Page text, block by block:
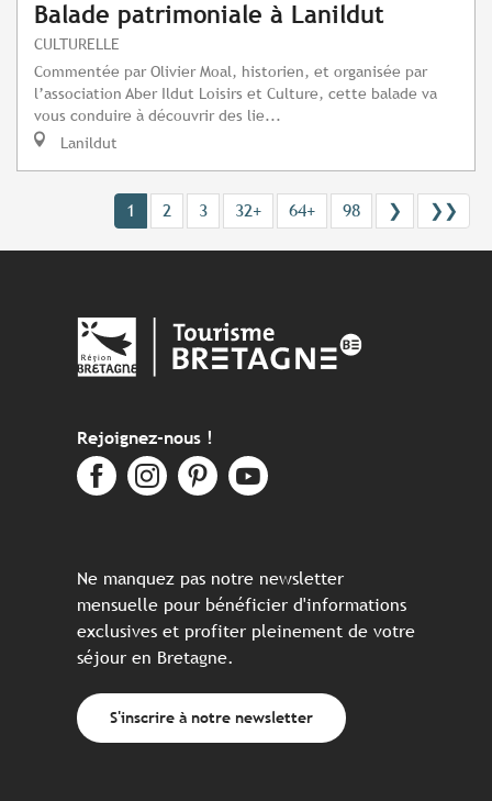
Balade patrimoniale à Lanildut
CULTURELLE
Commentée par Olivier Moal, historien, et organisée par
l’association Aber Ildut Loisirs et Culture, cette balade va
vous conduire à découvrir des lie...
Lanildut
1 2 3 32+ 64+ 98 ❯ ❯❯
Rejoignez-nous !
Ne manquez pas notre newsletter
mensuelle pour bénéficier d'informations
exclusives et profiter pleinement de votre
séjour en Bretagne.
S'inscrire à notre newsletter